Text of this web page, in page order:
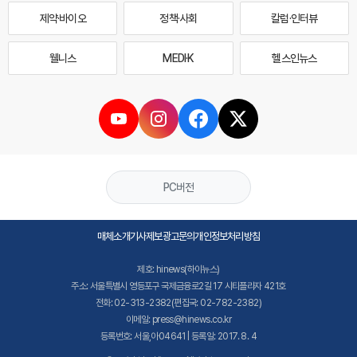
제약·바이오 정책·사회 칼럼·인터뷰
웰니스 MEDI·K 헬스인뉴스
PC버전
매체소개기사제보광고문의개인정보처리방침
제호: hinews(하이뉴스)
주소: 서울특별시 영등포구 국제금융로2길 17 시티플라자 421호
전화: 02-313-2382(편집국: 02-782-2382)
이메일: press@hinews.co.kr
등록번호: 서울,아04641 | 등록일: 2017. 8. 4